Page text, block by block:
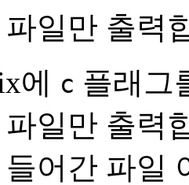
파일만 출력
에 c 플래그
일만 출력
어간 파일